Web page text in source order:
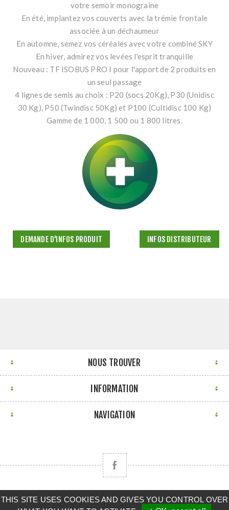
votre semoir monograine
En été, implantez vos couverts avec la trémie frontale
associée à un déchaumeur
En automne, semez vos céréales avec votre combiné SKY
En hiver, admirez vos levées l'esprit tranquille
Nouveau : TF ISOBUS PRO I pour l'apport de 2 produits en
un seul passage
4 lignes de semis au choix : P20 (socs 20Kg), P30 (Unidisc
30 Kg), P50 (Twindisc 50Kg) et P100 (Cultidisc 100 Kg)
Gamme de 1 000, 1 500 ou 1 800 litres.
DEMANDE D'INFOS PRODUIT INFOS DISTRIBUTEUR
NOUS TROUVER
INFORMATION
NAVIGATION
Copyright © 2026 CLAAS BRETAGNE SUD. Tous droits
THIS SITE USES COOKIES AND GIVES YOU CONTROL OVER